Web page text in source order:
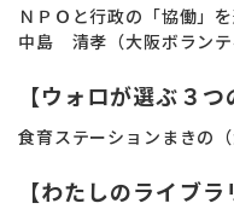
ＮＰＯと行政の「協働」
中島 清孝（大阪ボランテ
【ウォロが選ぶ３つ
食育ステーションまきの（
【わたしのライブラ